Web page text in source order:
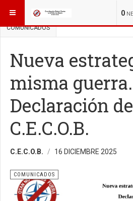
0
ESTÁ AQUÍ: QUE NO NOS ARRASTREN A
COMUNICADOS
Nueva
misma guerra.
Declaración
C.E.C.O.B.
C.E.C.O.B. 16 DICIEMBRE 2025
COMUNICADOS